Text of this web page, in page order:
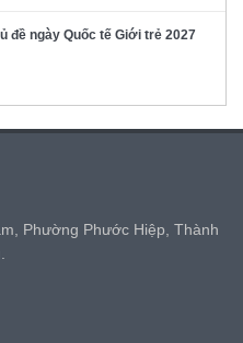
đề ngày Quốc tế Giới trẻ 2027
Phường Phước Hiệp, Thành